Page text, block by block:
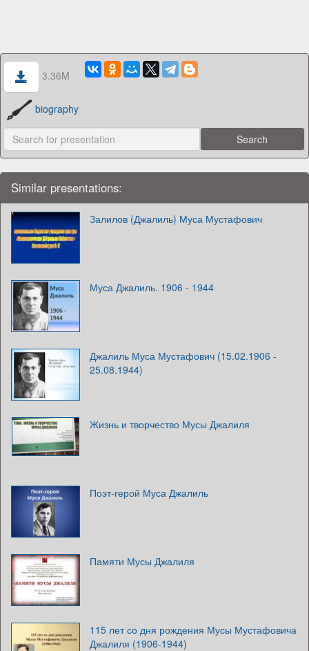
3.36M
biography
Similar presentations:
Залилов (Джалиль) Муса Мустафович
Муса Джалиль. 1906 - 1944
Джалиль Муса Мустафович (15.02.1906 -
25.08.1944)
Жизнь и творчество Мусы Джалиля
Поэт-герой Муса Джалиль
Памяти Мусы Джалиля
115 лет со дня рождения Мусы Мустафовича
Джалиля (1906-1944)